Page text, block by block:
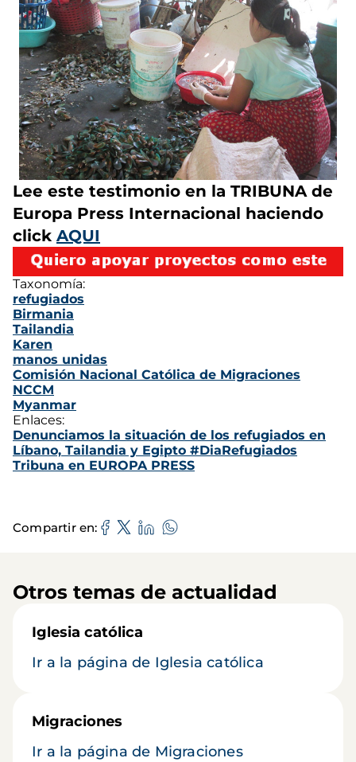
Lee este testimonio en la TRIBUNA de
Europa Press Internacional haciendo
click AQUI
Taxonomía:
refugiados
Birmania
Tailandia
Karen
manos unidas
Comisión Nacional Católica de Migraciones
NCCM
Myanmar
Enlaces:
Denunciamos la situación de los refugiados en
Líbano, Tailandia y Egipto #DiaRefugiados
Tribuna en EUROPA PRESS
Compartir en
Otros temas de actualidad
Iglesia católica
Ir a la página de Iglesia católica
Migraciones
Ir a la página de Migraciones